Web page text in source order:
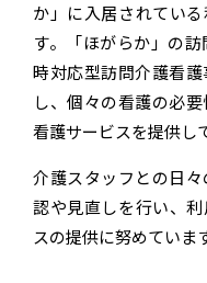
か」に入居されてい
す。「ほがらか」の
時対応型訪問介護看
し、個々の看護の必
看護サービスを提供し
介護スタッフとの日
認や見直しを行い、
スの提供に努めていま